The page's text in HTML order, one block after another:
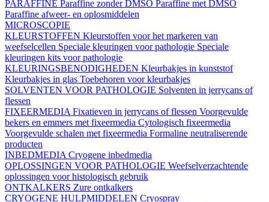
PARAFFINE Paraffine zonder DMSO Paraffine met DMSO
Paraffine afweer- en oplosmiddelen
MICROSCOPIE
KLEURSTOFFEN Kleurstoffen voor het markeren van
weefselcellen Speciale kleuringen voor pathologie Speciale
kleuringen kits voor pathologie
KLEURINGSBENODIGHEDEN Kleurbakjes in kunststof
Kleurbakjes in glas Toebehoren voor kleurbakjes
SOLVENTEN VOOR PATHOLOGIE Solventen in jerrycans of
flessen
FIXEERMEDIA Fixatieven in jerrycans of flessen Voorgevulde
bekers en emmers met fixeermedia Cytologisch fixeermedia
Voorgevulde schalen met fixeermedia Formaline neutraliserende
producten
INBEDMEDIA Cryogene inbedmedia
OPLOSSINGEN VOOR PATHOLOGIE Weefselverzachtende
oplossingen voor histologisch gebruik
ONTKALKERS Zure ontkalkers
CRYOGENE HULPMIDDELEN Cryospray